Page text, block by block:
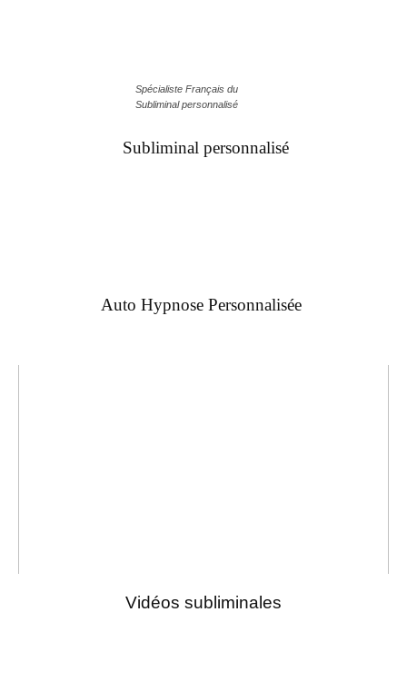
Spécialiste Français du
Subliminal personnalisé
Subliminal personnalisé
Auto Hypnose Personnalisée
Vidéos subliminales